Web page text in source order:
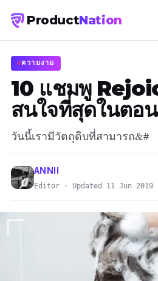
ProductNation
ความงาม
10 แชมพู
สนใจที่สุดในตอ
วันนี้เรามีวัตถุดิบที่สามารถ&#
ANNII
Editor · Updated 11 Jun 2019